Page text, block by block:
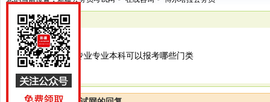
已解决
博尔塔拉公务员
国际经济与贸易专业专业本科可以报考哪些门类